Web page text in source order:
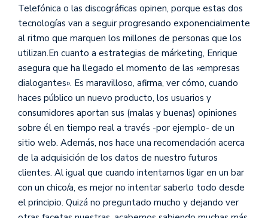
Telefónica o las discográficas opinen, porque estas dos
tecnologías van a seguir progresando exponencialmente
al ritmo que marquen los millones de personas que los
utilizan.En cuanto a estrategias de márketing, Enrique
asegura que ha llegado el momento de las «empresas
dialogantes». Es maravilloso, afirma, ver cómo, cuando
haces público un nuevo producto, los usuarios y
consumidores aportan sus (malas y buenas) opiniones
sobre él en tiempo real a través -por ejemplo- de un
sitio web. Además, nos hace una recomendación acerca
de la adquisición de los datos de nuestro futuros
clientes. Al igual que cuando intentamos ligar en un bar
con un chico/a, es mejor no intentar saberlo todo desde
el principio. Quizá no preguntado mucho y dejando ver